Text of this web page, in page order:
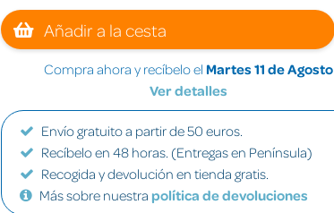
Añadir a la cesta
Compra ahora y recíbelo el Martes 11 de Agosto
Ver detalles
Envío gratuito a partir de 50 euros.
Recíbelo en 48 horas. (Entregas en Península)
Recogida y devolución en tienda gratis.
Más sobre nuestra política de devoluciones